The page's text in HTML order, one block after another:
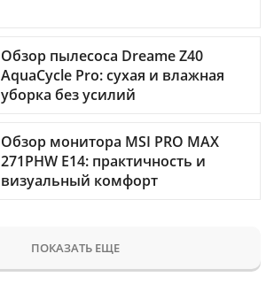
Обзор пылесоса Dreame Z40
AquaCycle Pro: сухая и влажная
уборка без усилий
Обзор монитора MSI PRO MAX
271PHW E14: практичность и
визуальный комфорт
ПОКАЗАТЬ ЕЩЕ